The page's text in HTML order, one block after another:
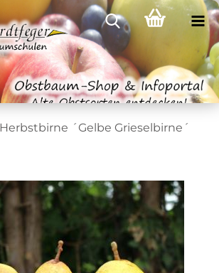
´Gelbe Grieselbirne´